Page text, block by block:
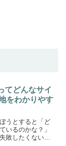
てどんなサイ
をわかりやす
うとすると「ど
いるのかな？」
敗したくない